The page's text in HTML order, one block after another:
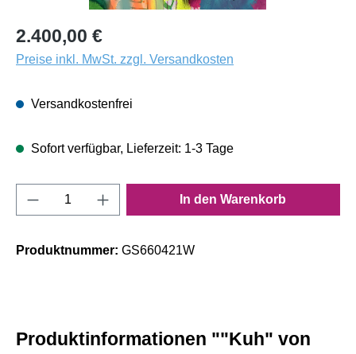
2.400,00 €
Preise inkl. MwSt. zzgl. Versandkosten
Versandkostenfrei
Sofort verfügbar, Lieferzeit: 1-3 Tage
Produkt Anzahl: Gib den gewünschten
In den Warenkorb
Produktnummer: GS660421W
Produktinformationen ""Kuh" von